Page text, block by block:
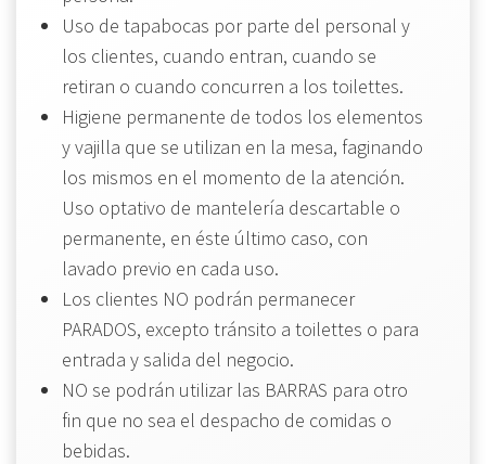
Uso de tapabocas por parte del personal y
los clientes, cuando entran, cuando se
retiran o cuando concurren a los toilettes.
Higiene permanente de todos los elementos
y vajilla que se utilizan en la mesa, faginando
los mismos en el momento de la atención.
Uso optativo de mantelería descartable o
permanente, en éste último caso, con
lavado previo en cada uso.
Los clientes NO podrán permanecer
PARADOS, excepto tránsito a toilettes o para
entrada y salida del negocio.
NO se podrán utilizar las BARRAS para otro
fin que no sea el despacho de comidas o
bebidas.